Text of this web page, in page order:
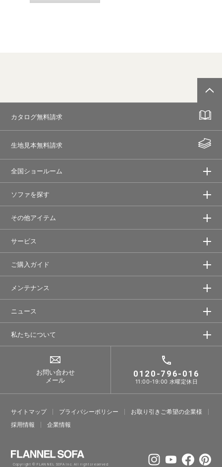
カタログ無料請求
生地見本無料請求
全国ショールーム
ソファを探す
その他アイテム
サービス
ご購入ガイド
メンテナンス
ニュース
私たちについて
お問い合わせ
メール
0120-796-016
11:00-19:00 水曜定休日
サイトマップ プライバシーポリシー
お取り引きご希望の企業様
採⽤情報
企業情報
Copyright © FLANNEL SOFA Inc. All rights reserved